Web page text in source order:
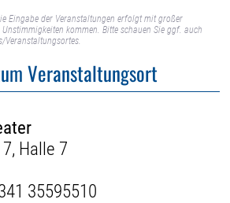
Eingabe der Veranstaltungen erfolgt mit großer
kommen. Bitte schauen Sie ggf. auch
Veranstaltungsortes.
Veranstaltungsort
Halle 7
35595510